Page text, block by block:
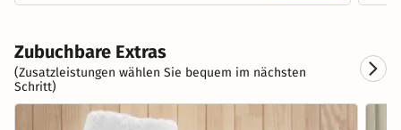
Zubuchbare Extras
(Zusatzleistungen wählen Sie bequem im nächsten
Schritt)